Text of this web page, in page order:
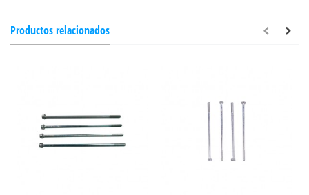
Productos relacionados